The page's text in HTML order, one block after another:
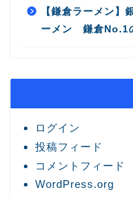
【鎌倉ラーメン
ーメン 鎌倉No.1
ログイン
投稿フィード
コメントフィード
WordPress.org